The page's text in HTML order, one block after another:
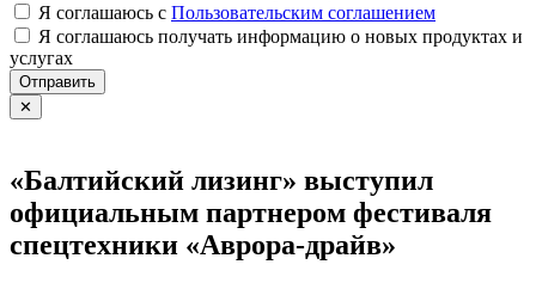
Я соглашаюсь c Пользовательским соглашением
Я соглашаюсь получать информацию о новых продуктах и
услугах
Отправить
✕
«Балтийский лизинг» выступил
официальным партнером фестиваля
спецтехники «Аврора-драйв»